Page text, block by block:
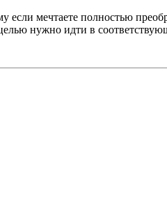
если мечтаете полностью
нужно идти в